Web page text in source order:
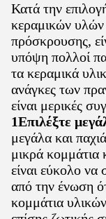
Κατά την
κεραμικών υλών
πρόσκρουσης,
υπόψη πολλοί
τα κεραμικά
ανάγκες των
είναι μερικές
1Επιλέξτε
μεγάλα και
μικρά κομμάτια
είναι εύκολο
από την ένωση
κομμάτια